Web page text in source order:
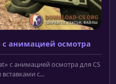
с анимацией осмотра
с анимацией осмотра для CS
с...